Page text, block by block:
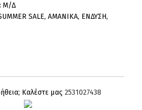
Μ/Δ
SALE, AMANIKA, ΕΝΔΥΣΗ,
Καλέστε μας 2531027438